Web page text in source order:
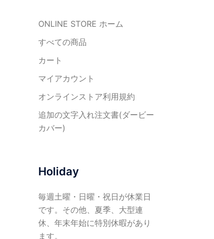
ONLINE STORE ホーム
すべての商品
カート
マイアカウント
オンラインストア利用規約
追加の文字入れ注文書(ダービー
カバー)
Holiday
毎週土曜・日曜・祝日が休業日
です。その他、夏季、大型連
休、年末年始に特別休暇があり
ます。